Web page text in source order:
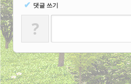
✔ 댓글 쓰기
?